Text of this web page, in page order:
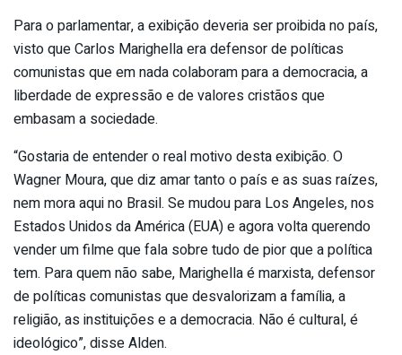
Para o parlamentar, a exibição deveria ser proibida no país,
visto que Carlos Marighella era defensor de políticas
comunistas que em nada colaboram para a democracia, a
liberdade de expressão e de valores cristãos que
embasam a sociedade.
“Gostaria de entender o real motivo desta exibição. O
Wagner Moura, que diz amar tanto o país e as suas raízes,
nem mora aqui no Brasil. Se mudou para Los Angeles, nos
Estados Unidos da América (EUA) e agora volta querendo
vender um filme que fala sobre tudo de pior que a política
tem. Para quem não sabe, Marighella é marxista, defensor
de políticas comunistas que desvalorizam a família, a
religião, as instituições e a democracia. Não é cultural, é
ideológico”, disse Alden.